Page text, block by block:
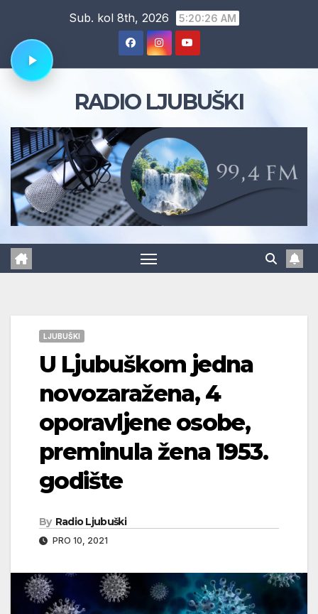
content
Sub. kol 8th, 2026 5:20:26 AM
RADIO LJUBUŠKI
LJUBUŠKI
U Ljubuškom jedna
novozaražena, 4
oporavljene osobe,
preminula žena 1953.
godište
By Radio Ljubuški
PRO 10, 2021